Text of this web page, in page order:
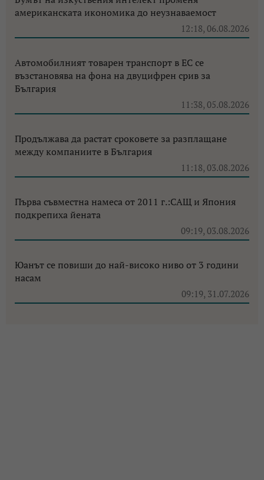
американската икономика до неузнаваемост
12:18, 06.08.2026
Автомобилният товарен транспорт в ЕС се
възстановява на фона на двуцифрен срив за
България
11:38, 05.08.2026
Продължава да растат сроковете за разплащане
между компаниите в България
11:18, 03.08.2026
Първа съвместна намеса от 2011 г.:САЩ и Япония
подкрепиха йената
09:19, 03.08.2026
Юанът се повиши до най-високо ниво от 3 години
насам
09:19, 31.07.2026